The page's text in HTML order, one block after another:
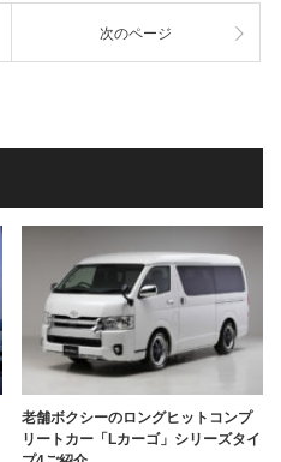
次のページ
老舗ボクシーのロングヒットコンプ
リートカー「Lカーゴ」シリーズタイ